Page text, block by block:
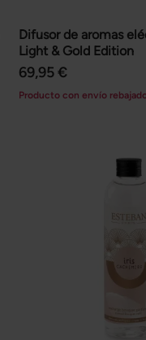
Difusor de aromas
Light & Gold Edition
69,95 €
Producto con envío